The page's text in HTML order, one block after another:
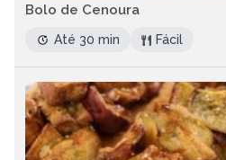
Bolo de Cenoura
Até 30 min Fácil